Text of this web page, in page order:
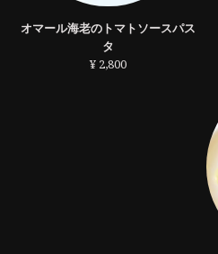
オマール海老のトマトソースパス
タ
¥ 2,800